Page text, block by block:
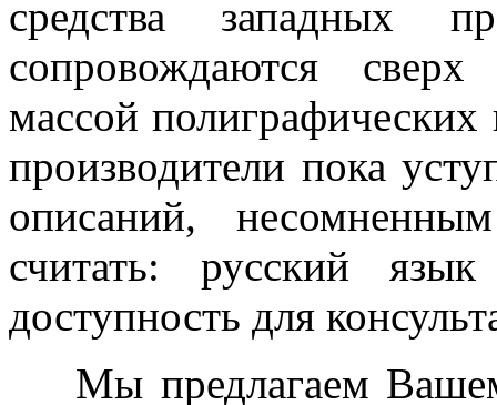
средства западных
сопровождаются
массой
производители пока
описаний,
считать: русский
доступность для
Мы предлагаем